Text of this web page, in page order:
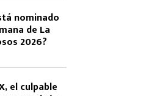
nominado
de La
2026?
el culpable